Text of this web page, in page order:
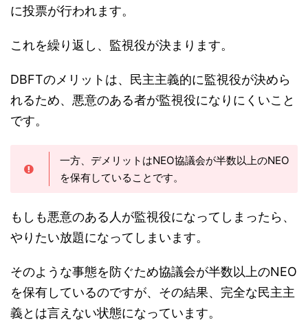
に投票が行われます。
これを繰り返し、監視役が決まります。
DBFTのメリットは、民主主義的に監視役が決めら
れるため、悪意のある者が監視役になりにくいこと
です。
一方、デメリットはNEO協議会が半数以上のNEO
を保有していることです。
もしも悪意のある人が監視役になってしまったら、
やりたい放題になってしまいます。
そのような事態を防ぐため協議会が半数以上のNEO
を保有しているのですが、その結果、完全な民主主
義とは言えない状態になっています。